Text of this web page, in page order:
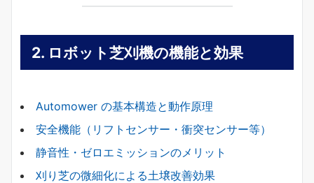
2. ロボット芝刈機の機能と効果
Automower の基本構造と動作原理
安全機能（リフトセンサー・衝突センサー等）
静音性・ゼロエミッションのメリット
刈り芝の微細化による土壌改善効果